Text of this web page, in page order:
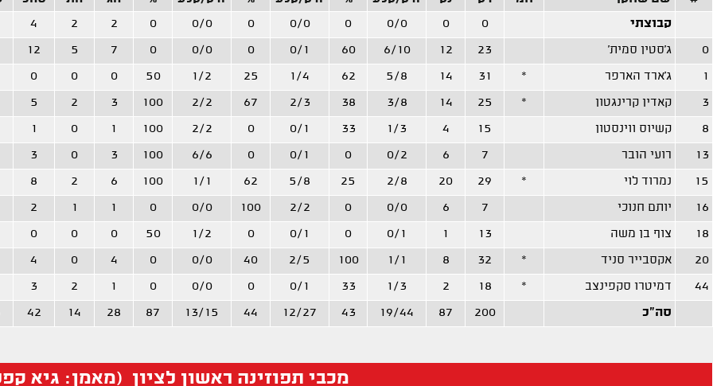
קבוצתי
0
0
0/0
0
0/0
0
0/0
0
2
2
4
0
ג'סטין סמית' 23
12
6/10
60
0/1
0
0/0
0
7
5
12
1
ג'ארד הארפר *
31
14
5/8
62
1/4
25
1/2
50
0
0
0
3
קאדין קרינגטון *
25
14
3/8
38
2/3
67
2/2
100
3
2
5
8
קשיוס ווינסטון 15
4
1/3
33
0/1
0
2/2
100
1
0
1
13
רועי הובר 7
6
0/2
0
0/1
0
6/6
100
3
0
3
15
נמרוד לוי *
29
20
2/8
25
5/8
62
1/1
100
6
2
8
16
יותם חנוכי 7
6
0/0
0
2/2
100
0/0
0
1
1
2
18
צוף בן משה 13
1
0/1
0
0/1
0
1/2
50
0
0
0
20
אקסבייר סניד *
32
8
1/1
100
2/5
40
0/0
0
4
0
4
44
דמיטרו סקפינצב *
18
2
1/3
33
0/1
0
0/0
0
1
2
3
סה"כ
200
87
19/44
43
12/27
44
13/15
87
28
14
42
מכבי תפוזינה ראשון לציון (מאמן: גיא